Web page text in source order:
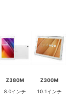
Z380M
8.0インチ
Z300M
10.1インチ